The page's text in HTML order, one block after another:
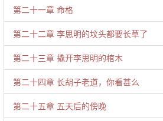
第二十一章 命格
第二十二章 李思明的坟头都要长草了
第二十三章 撬开李思明的棺木
第二十四章 长胡子老道，你看甚么
第二十五章 五天后的傍晚